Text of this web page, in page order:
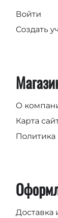
Войти
Создать
О
Карта
Доставка